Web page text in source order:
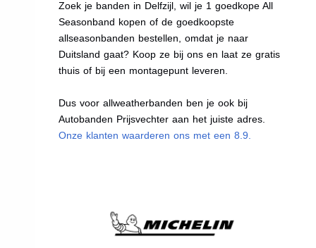
Zoek je banden in Delfzijl, wil je 1 goedkope All
Seasonband kopen of de goedkoopste
allseasonbanden bestellen, omdat je naar
Duitsland gaat? Koop ze bij ons en laat ze gratis
thuis of bij een montagepunt leveren.
Dus voor allweatherbanden ben je ook bij
Autobanden Prijsvechter aan het juiste adres.
Onze klanten waarderen ons met een 8.9.